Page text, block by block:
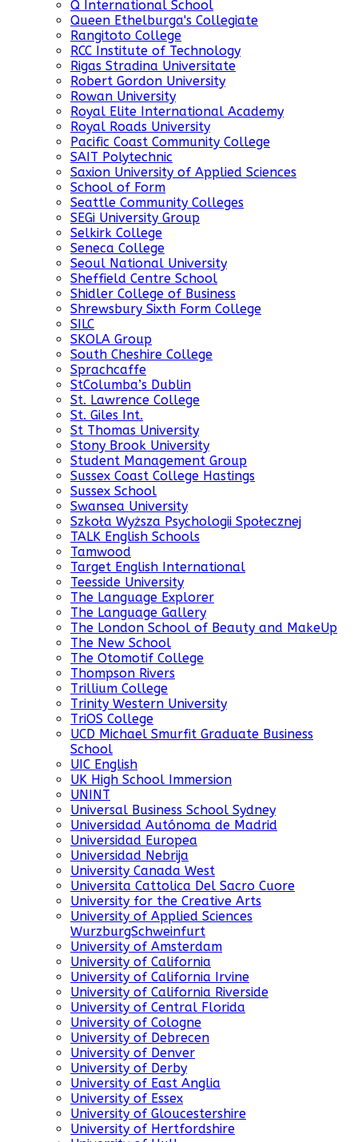
Q International School
Queen Ethelburga's Collegiate
Rangitoto College
RCC Institute of Technology
Rigas Stradina Universitate
Robert Gordon University
Rowan University
Royal Elite International Academy
Royal Roads University
Pacific Coast Community College
SAIT Polytechnic
Saxion University of Applied Sciences
School of Form
Seattle Community Colleges
SEGi University Group
Selkirk College
Seneca College
Seoul National University
Sheffield Centre School
Shidler College of Business
Shrewsbury Sixth Form College
SILC
SKOLA Group
South Cheshire College
Sprachcaffe
StColumba’s Dublin
St. Lawrence College
St. Giles Int.
St Thomas University
Stony Brook University
Student Management Group
Sussex Coast College Hastings
Sussex School
Swansea University
Szkoła Wyższa Psychologii Społecznej
TALK English Schools
Tamwood
Target English International
Teesside University
The Language Explorer
The Language Gallery
The London School of Beauty and MakeUp
The New School
The Otomotif College
Thompson Rivers
Trillium College
Trinity Western University
TriOS College
UCD Michael Smurfit Graduate Business
School
UIC English
UK High School Immersion
UNINT
Universal Business School Sydney
Universidad Autónoma de Madrid
Universidad Europea
Universidad Nebrija
University Canada West
Universita Cattolica Del Sacro Cuore
University for the Creative Arts
University of Applied Sciences
WurzburgSchweinfurt
University of Amsterdam
University of California
University of California Irvine
University of California Riverside
University of Central Florida
University of Cologne
University of Debrecen
University of Denver
University of Derby
University of East Anglia
University of Essex
University of Gloucestershire
University of Hertfordshire